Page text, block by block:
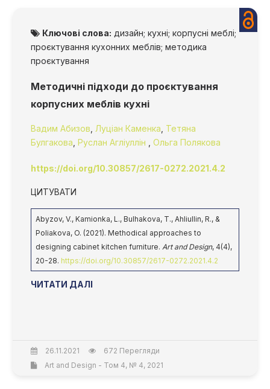
Ключові слова: дизайн; кухні; корпусні меблі;
проєктування кухонних меблів; методика
проєктування
Методичні підходи до проєктування
корпусних меблів кухні
Вадим Абизов Луціан Каменка Тетяна
Булгакова Руслан Агліуллін Ольга Полякова
https://doi.org/10.30857/2617-0272.2021.4.2
ЦИТУВАТИ
Abyzov, V., Kamionka, L., Bulhakova, T., Ahliullin, R., &
Poliakova, O. (2021). Methodical approaches to
designing cabinet kitchen furniture. Art and Design, 4(4),
20-28. https://doi.org/10.30857/2617-0272.2021.4.2
ЧИТАТИ ДАЛІ
26.11.2021
672 Перегляди
Art and Design - Том 4, № 4, 2021